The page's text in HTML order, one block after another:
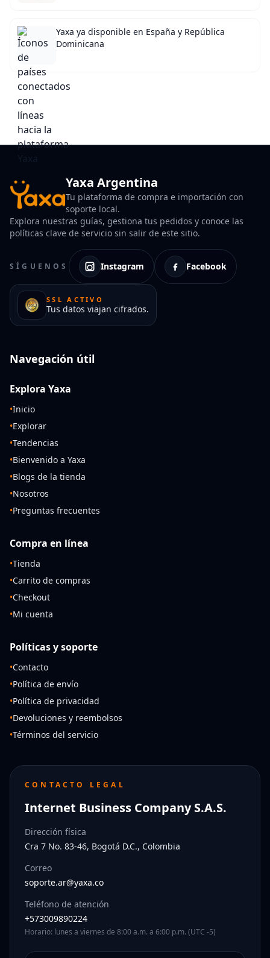
Yaxa ya disponible en España y República
Dominicana
Yaxa Argentina
Tu plataforma de compra e importación con
soporte local.
Explora nuestras guías, gestiona tus pedidos y conoce las
políticas clave de servicio sin salir de este sitio.
SÍGUENOS Instagram Facebook
SSL ACTIVO
Tus datos viajan cifrados.
Navegación útil
Explora Yaxa
•Inicio
•Explorar
•Tendencias
•Bienvenido a Yaxa
•Blogs de la tienda
•Nosotros
•Preguntas frecuentes
Compra en línea
•Tienda
•Carrito de compras
•Checkout
•Mi cuenta
Políticas y soporte
•Contacto
•Política de envío
•Política de privacidad
•Devoluciones y reembolsos
•Términos del servicio
CONTACTO LEGAL
Internet Business Company S.A.S.
Dirección física
Cra 7 No. 83-46, Bogotá D.C., Colombia
Correo
soporte.ar@yaxa.co
Teléfono de atención
+573009890224
Horario: lunes a viernes de 8:00 a.m. a 6:00 p.m. (UTC -5)